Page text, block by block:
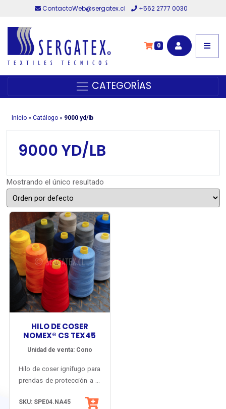
ContactoWeb@sergatex.cl +562 2777 0030
0
CATEGORÍAS
Inicio» Catálogo» 9000 yd/lb
9000 YD/LB
Mostrando el único resultado
HILO DE COSER
NOMEX® CS TEX45
Unidad de venta: Cono
Hilo de coser ignífugo para
prendas de protección a la
mecánica mejorada y
SKU: SPE04.NA45